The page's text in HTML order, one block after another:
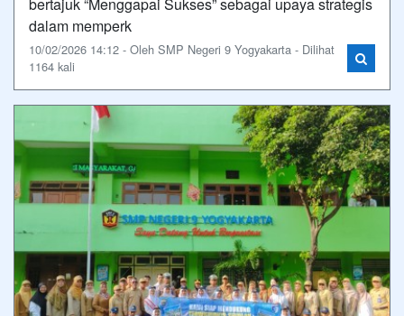
dalam memperk
10/02/2026 14:12 - Oleh SMP Negeri 9 Yogyakarta - Dilihat
1164 kali